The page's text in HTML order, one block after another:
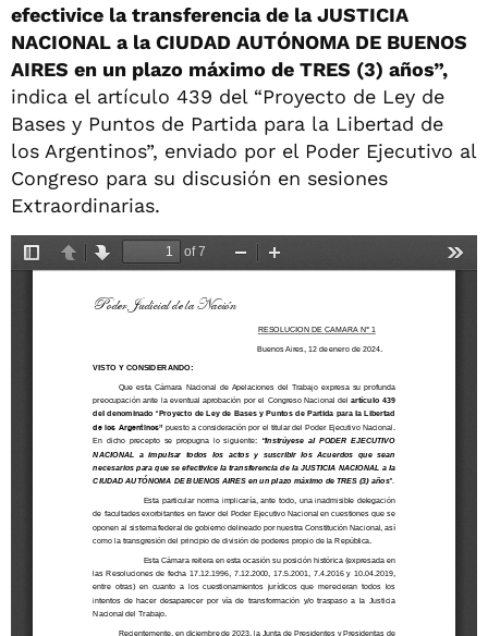
efectivice la transferencia de la JUSTICIA
NACIONAL a la CIUDAD AUTÓNOMA DE BUENOS
AIRES en un plazo máximo de TRES (3) años”,
indica el artículo 439 del “Proyecto de Ley de
Bases y Puntos de Partida para la Libertad de
los Argentinos”, enviado por el Poder Ejecutivo al
Congreso para su discusión en sesiones
Extraordinarias.